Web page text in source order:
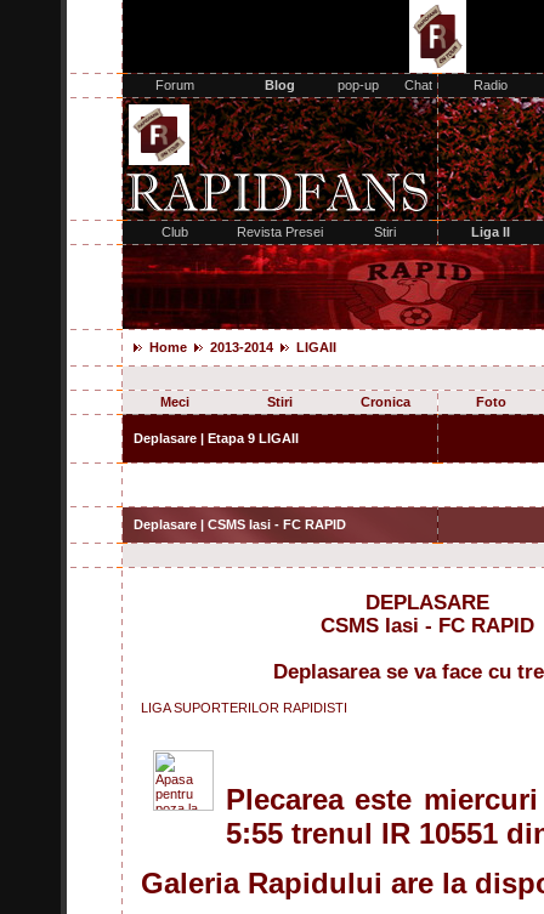
Home 2013-2014 LIGAII
Meci Stiri Cronica Foto
Deplasare | Etapa 9 LIGAII
Deplasare | CSMS Iasi - FC RAPID
DEPLASARE
CSMS Iasi - FC RAPID
Deplasarea se va face cu
LIGA SUPORTERILOR RAPIDISTI
Plecarea este
5:55 trenul IR 10551
Galeria Rapidului are la